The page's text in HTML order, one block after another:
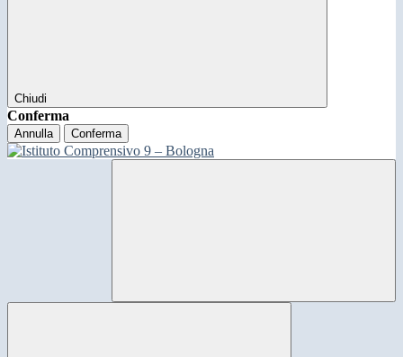
Chiudi
Conferma
Annulla Conferma